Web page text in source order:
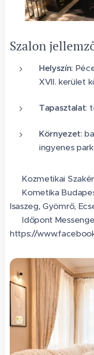
Szalon
Helyszín:
XVII. kerület
Tapasztalat:
Környezet:
ingyenes
✨ Kozmetikai
📍 Kometika
Isaszeg, Gyömrő,
📩 Időpont
https://